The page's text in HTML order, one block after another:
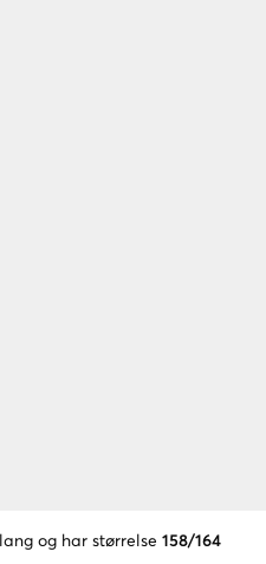
og har størrelse 158/164